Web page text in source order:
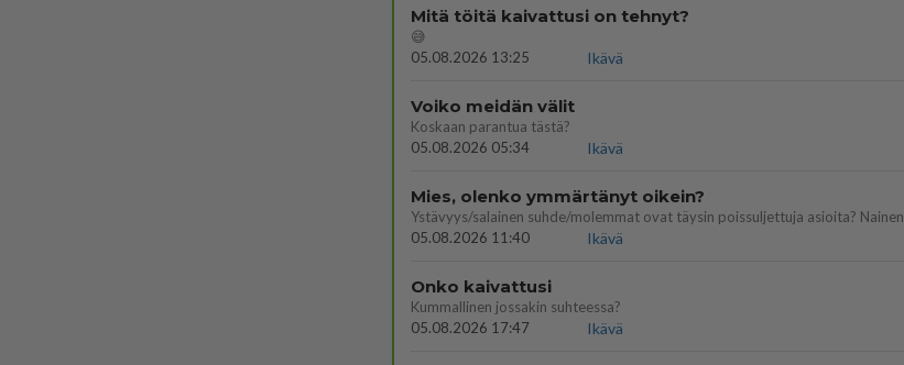
Mitä töitä kaivattusi on tehnyt?
😅
05.08.2026 13:25
Ikävä
Voiko meidän välit
Koskaan parantua tästä?
05.08.2026 05:34
Ikävä
Mies, olenko ymmärtänyt oikein?
Ystävyys/salainen suhde/molemmat ovat täysin poissuljettuja asioita? Nainen
05.08.2026 11:40
Ikävä
Onko kaivattusi
Kummallinen jossakin suhteessa?
05.08.2026 17:47
Ikävä